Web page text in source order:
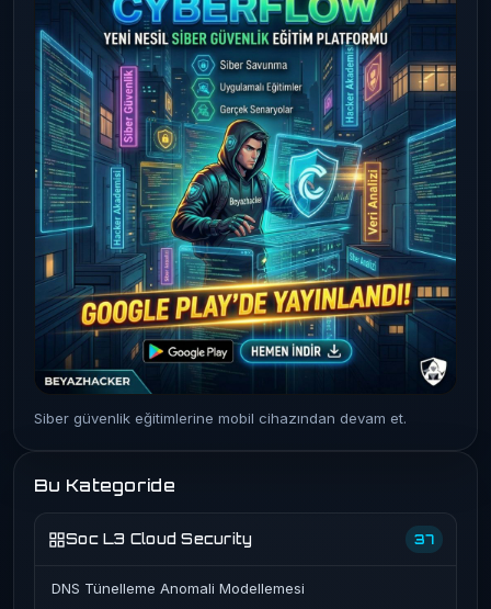
Siber güvenlik eğitimlerine mobil cihazından devam et.
Bu Kategoride
Soc L3 Cloud Security 37
DNS Tünelleme Anomali Modellemesi